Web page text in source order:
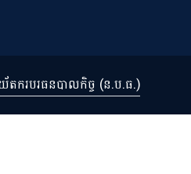
តករបរធនបាលកិច្ច (ន.ប.ធ.)